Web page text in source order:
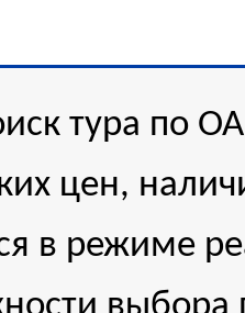
тура по
цен,
в режиме